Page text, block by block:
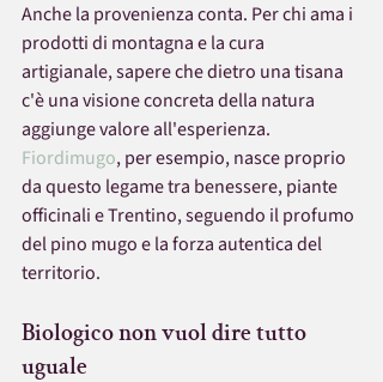
Anche la provenienza conta. Per chi ama i
prodotti di montagna e la cura
artigianale, sapere che dietro una tisana
c'è una visione concreta della natura
aggiunge valore all'esperienza.
Fiordimugo, per esempio, nasce proprio
da questo legame tra benessere, piante
officinali e Trentino, seguendo il profumo
del pino mugo e la forza autentica del
territorio.
Biologico non vuol dire tutto
uguale